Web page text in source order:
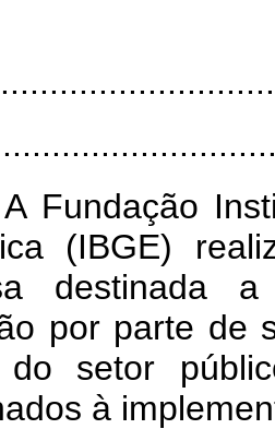
A Fundação
(IBGE)
destinada
por parte de
do setor
à